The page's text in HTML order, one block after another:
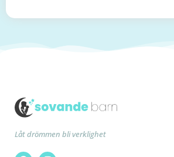
Låt drömmen bli verklighet